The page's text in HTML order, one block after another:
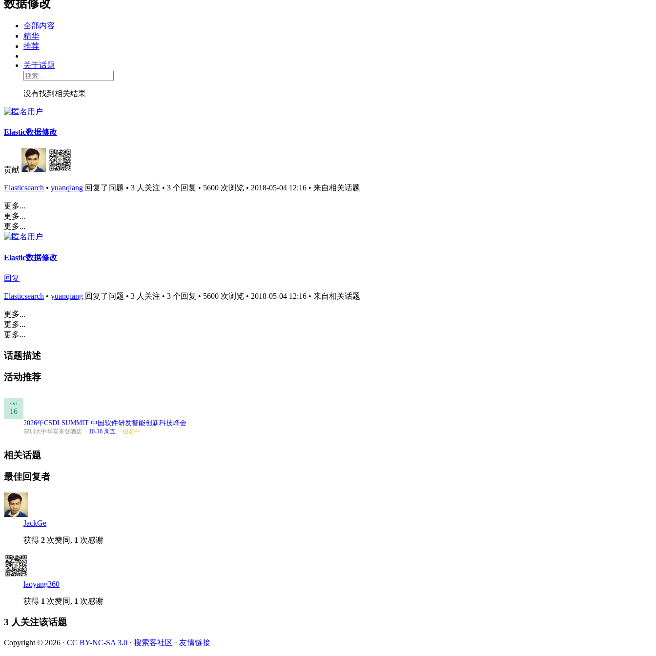
数据修改
全部内容
精华
推荐
关于话题
没有找到相关结果
Elastic数据修改
贡献
Elasticsearch • yuanqiang 回复了问题 • 3 人关注 • 3 个回复 • 5600 次浏览 • 2018-05-04 12:16 • 来自相关话题
更多...
更多...
更多...
Elastic数据修改
回复
Elasticsearch • yuanqiang 回复了问题 • 3 人关注 • 3 个回复 • 5600 次浏览 • 2018-05-04 12:16 • 来自相关话题
更多...
更多...
更多...
话题描述
活动推荐
Oct
16
2026年CSDI SUMMIT 中国软件研发智能创新科技峰会
深圳大中华喜来登酒店 · 10-16 周五 · 报名中
相关话题
最佳回复者
JackGe
获得 2 次赞同, 1 次感谢
laoyang360
获得 1 次赞同, 1 次感谢
3 人关注该话题
Copyright © 2026 · CC BY-NC-SA 3.0 · 搜索客社区 · 友情链接